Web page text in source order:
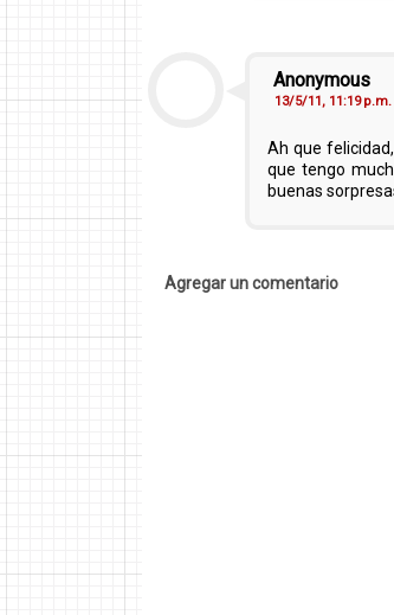
Anonymous
13/5/11, 11:19 p.m.
Ah que
que tengo
buenas
Agregar un comentario